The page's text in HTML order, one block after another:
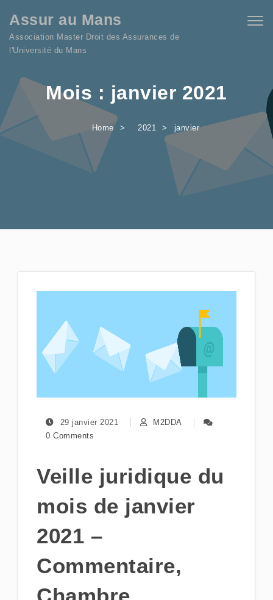
Assur au Mans
Association Master Droit des Assurances de
l'Université du Mans
Mois : janvier 2021
Home 2021 janvier
29 janvier 2021
M2DDA
0 Comments
Veille juridique du
mois de janvier
2021 –
Commentaire,